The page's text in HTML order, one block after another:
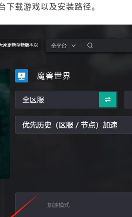
下载游戏以及安装路径。
魔兽世界